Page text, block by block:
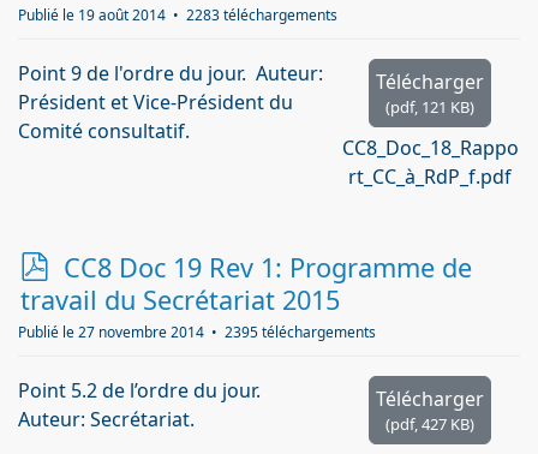
Publié le 19 août 2014 2283 téléchargements
Télécharger
(pdf, 121 KB)
CC8_Doc_18_Rappo
rt_CC_à_RdP_f.pdf
Point 9 de l'ordre du jour. Auteur:
Président et Vice-Président du
Comité consultatif.
p
d
f
CC8 Doc 19 Rev 1: Programme de
travail du Secrétariat 2015
Publié le 27 novembre 2014 2395 téléchargements
Télécharger
(pdf,427 KB)
Point 5.2 de l’ordre du jour.
Auteur: Secrétariat.